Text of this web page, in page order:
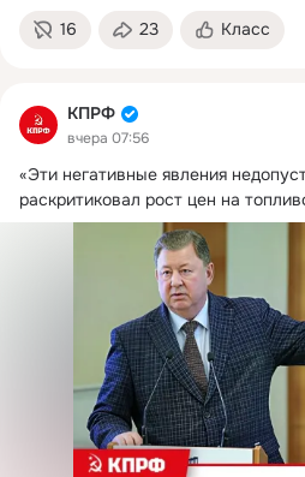
16 23 Класс
КПРФ
вчера 07:56
«Эти негативные явления
раскритиковал рост цен на